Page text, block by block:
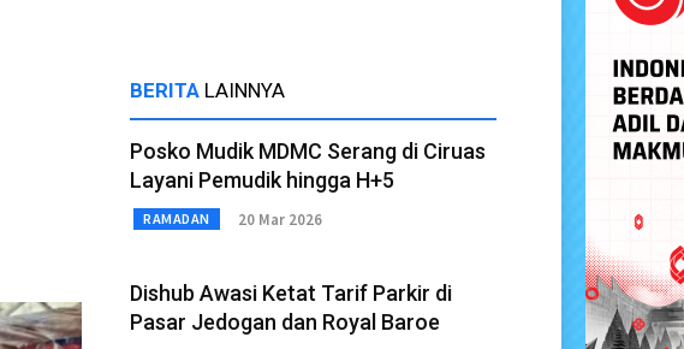
BERITA LAINNYA
Posko Mudik MDMC Serang di Ciruas
Layani Pemudik hingga H+5
RAMADAN 20 Mar 2026
Dishub Awasi Ketat Tarif Parkir di
Pasar Jedogan dan Royal Baroe